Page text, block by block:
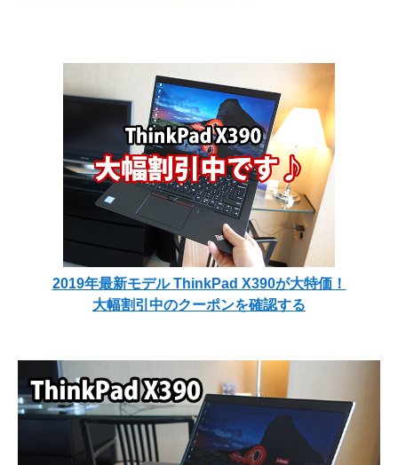
2019年最新モデル ThinkPad X390が大特価！
大幅割引中のクーポンを確認する